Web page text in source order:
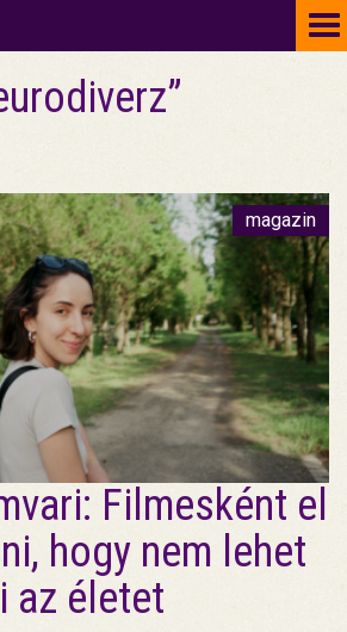
magazin
Filmesként el
hogy nem lehet
az életet